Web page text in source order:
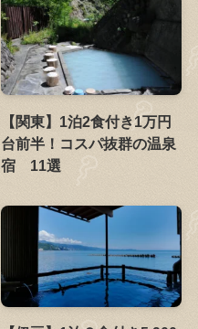
【関東】1泊2食付き1万円
台前半！コスパ抜群の温泉
宿 11選